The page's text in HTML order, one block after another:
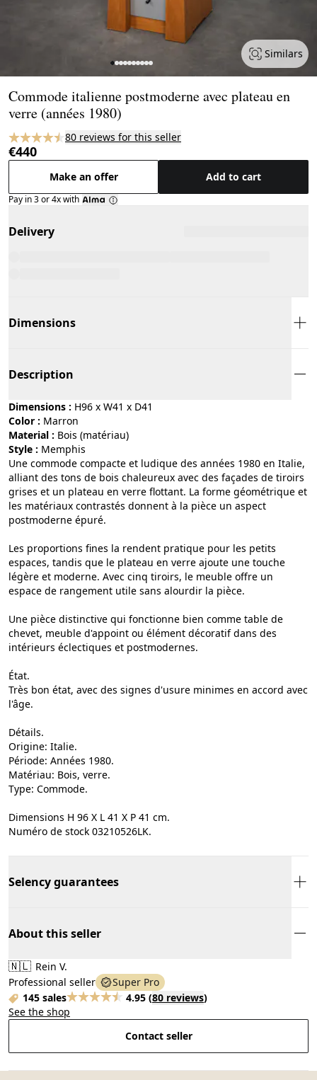
Similars
Commode italienne postmoderne avec plateau en
verre (années 1980)
80 reviews for this seller
€440
Make an offer Add to cart
Pay in 3 or 4x with
Delivery
Dimensions
Description
Dimensions : H96 x W41 x D41
Color :
marron
Material :
bois (matériau)
Style :
memphis
Une commode compacte et ludique des années 1980 en Italie,
alliant des tons de bois chaleureux avec des façades de tiroirs
grises et un plateau en verre flottant. La forme géométrique et
les matériaux contrastés donnent à la pièce un aspect
postmoderne épuré.
Les proportions fines la rendent pratique pour les petits
espaces, tandis que le plateau en verre ajoute une touche
légère et moderne. Avec cinq tiroirs, le meuble offre un
espace de rangement utile sans alourdir la pièce.
Une pièce distinctive qui fonctionne bien comme table de
chevet, meuble d'appoint ou élément décoratif dans des
intérieurs éclectiques et postmodernes.
État.
Très bon état, avec des signes d'usure minimes en accord avec
l'âge.
Détails.
Origine: Italie.
Période: Années 1980.
Matériau: Bois, verre.
Type: Commode.
Dimensions H 96 X L 41 X P 41 cm.
Numéro de stock 03210526LK.
Selency guarantees
About this seller
🇳🇱 Rein V.
Professional seller
Super Pro
145 sales
4.95 (80 reviews)
See the shop
Contact seller